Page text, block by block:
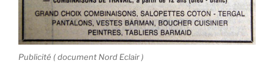
Publicité ( document Nord Eclair )